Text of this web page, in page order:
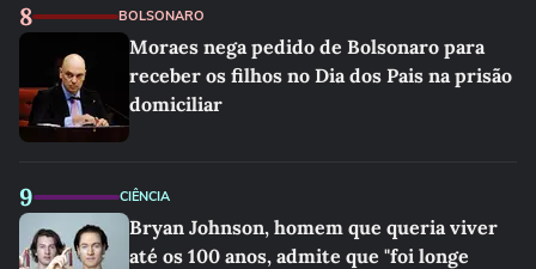
8 BOLSONARO
Moraes nega pedido de Bolsonaro para
receber os filhos no Dia dos Pais na prisão
domiciliar
9 CIÊNCIA
Bryan Johnson, homem que queria viver
até os 100 anos, admite que "foi longe